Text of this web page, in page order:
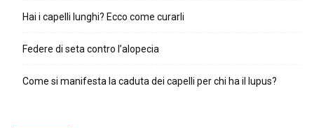
Hai i capelli lunghi? Ecco come curarli
Federe di seta contro l’alopecia
Come si manifesta la caduta dei capelli per chi ha il lupus?